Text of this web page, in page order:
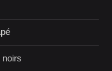
noirs